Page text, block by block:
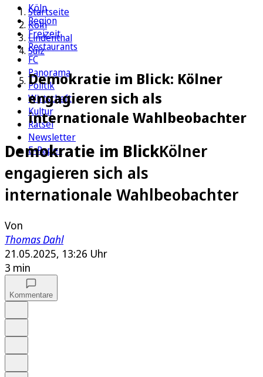
Köln
Region
Freizeit
Restaurants
FC
Panorama
Politik
Wirtschaft
Kultur
Rätsel
Newsletter
E-Paper
Startseite
Köln
Lindenthal
Sülz
Demokratie im Blick: Kölner
engagieren sich als
internationale Wahlbeobachter
Demokratie im BlickKölner
engagieren sich als
internationale Wahlbeobachter
Von
Thomas Dahl
21.05.2025, 13:26 Uhr
3 min
Kommentare